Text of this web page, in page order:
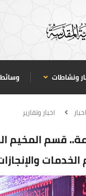
ونشاطات
اخبار اخبار وتقارير
قسم المخيم